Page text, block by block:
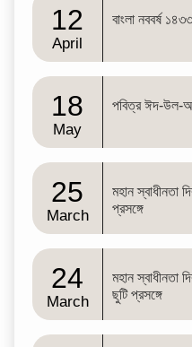
12
April
বাংলা নববর্ষ
18
May
পবিত্র ঈদ-উল-
25
March
মহান স্বাধীনতা
প্রসঙ্গে
24
March
মহান স্বাধীনতা
ছুটি প্রসঙ্গে